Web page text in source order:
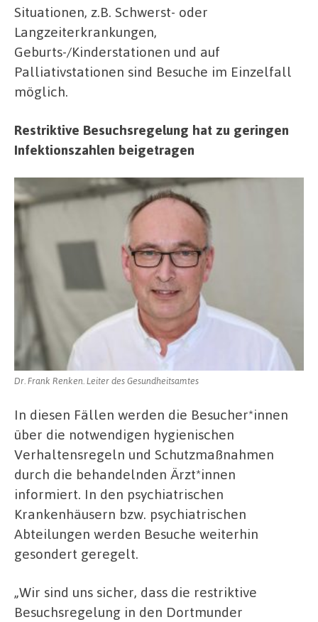
Situationen, z.B. Schwerst- oder
Langzeiterkrankungen,
Geburts-/Kinderstationen und auf
Palliativstationen sind Besuche im Einzelfall
möglich.
Restriktive Besuchsregelung hat zu geringen
Infektionszahlen beigetragen
Dr. Frank Renken. Leiter des Gesundheitsamtes
In diesen Fällen werden die Besucher*innen
über die notwendigen hygienischen
Verhaltensregeln und Schutzmaßnahmen
durch die behandelnden Ärzt*innen
informiert. In den psychiatrischen
Krankenhäusern bzw. psychiatrischen
Abteilungen werden Besuche weiterhin
gesondert geregelt.
„Wir sind uns sicher, dass die restriktive
Besuchsregelung in den Dortmunder